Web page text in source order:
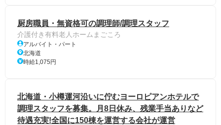
厨房職員・無資格可の調理師/調理スタッフ
介護付き有料老人ホームまごころ
アルバイト・パート
北海道
時給1,075円
北海道・小樽運河沿いに佇むヨーロピアンホテルで
調理スタッフを募集。月8日休み、残業手当ありなど
待遇充実!全国に150棟を運営する会社が運営